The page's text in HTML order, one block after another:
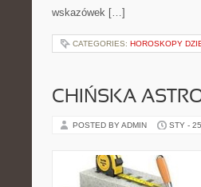
wskazówek […]
CATEGORIES: HOROSKOPY
CHIŃSKA
POSTED BY ADMIN STY -